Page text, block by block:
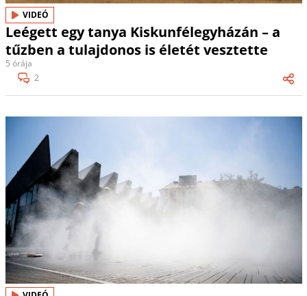
VIDEÓ
Leégett egy tanya Kiskunfélegyházán – a
tűzben a tulajdonos is életét vesztette
5 órája
2